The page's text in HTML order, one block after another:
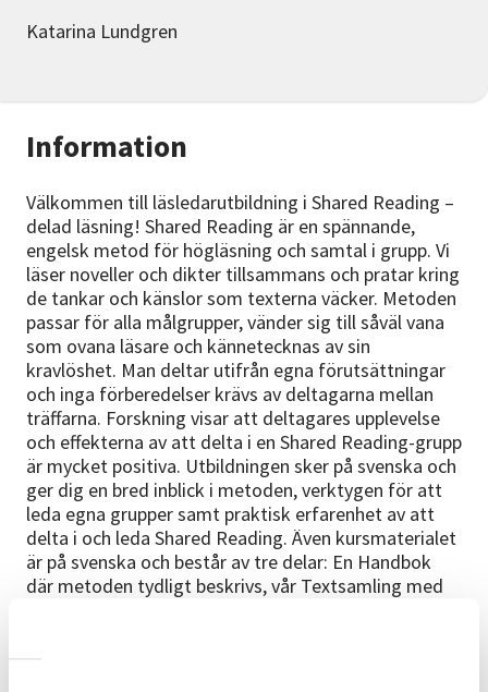
Information
Välkommen till läsledarutbildning i Shared Reading –
delad läsning! Shared Reading är en spännande,
engelsk metod för högläsning och samtal i grupp. Vi
läser noveller och dikter tillsammans och pratar kring
de tankar och känslor som texterna väcker. Metoden
passar för alla målgrupper, vänder sig till såväl vana
som ovana läsare och kännetecknas av sin
kravlöshet. Man deltar utifrån egna förutsättningar
och inga förberedelser krävs av deltagarna mellan
träffarna. Forskning visar att deltagares upplevelse
och effekterna av att delta i en Shared Reading-grupp
är mycket positiva. Utbildningen sker på svenska och
ger dig en bred inblick i metoden, verktygen för att
leda egna grupper samt praktisk erfarenhet av att
delta i och leda Shared Reading. Även kursmaterialet
är på svenska och består av tre delar: En Handbok
där metoden tydligt beskrivs, vår Textsamling med
avslutad kurs får du ett intyg som visar att du är
Katarina Lundgren